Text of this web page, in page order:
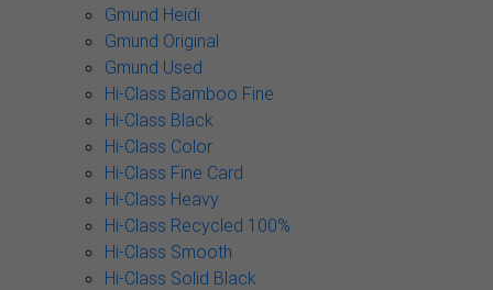
Gmund Heidi
Gmund Original
Gmund Used
Hi-Class Bamboo Fine
Hi-Class Black
Hi-Class Color
Hi-Class Fine Card
Hi-Class Heavy
Hi-Class Recycled 100%
Hi-Class Smooth
Hi-Class Solid Black